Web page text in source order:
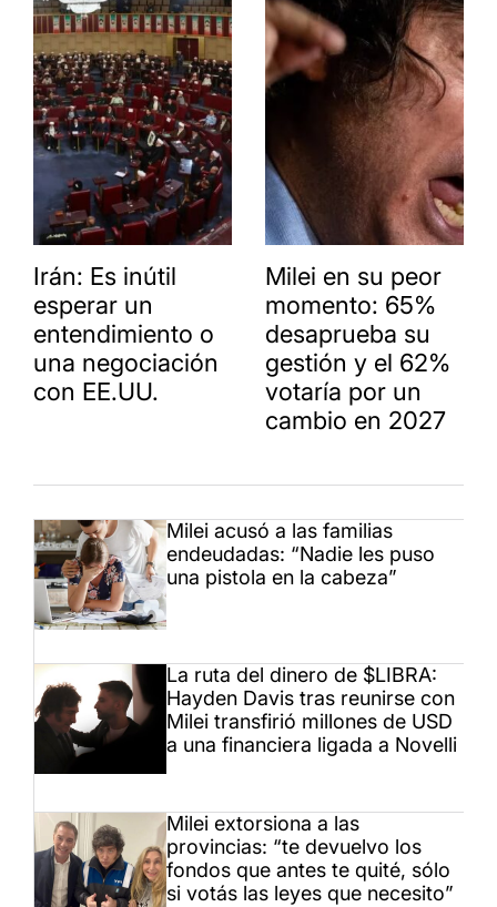
Irán: Es inútil
esperar un
entendimiento o
una negociación
con EE.UU.
Milei en su peor
momento: 65%
desaprueba su
gestión y el 62%
votaría por un
cambio en 2027
Milei acusó a las familias
endeudadas: “Nadie les puso
una pistola en la cabeza”
La ruta del dinero de $LIBRA:
Hayden Davis tras reunirse con
Milei transfirió millones de USD
a una financiera ligada a Novelli
Milei extorsiona a las
provincias: “te devuelvo los
fondos que antes te quité, sólo
si votás las leyes que necesito”